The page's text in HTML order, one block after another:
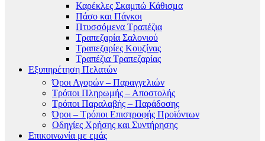
Καρέκλες Σκαμπώ Κάθισμα
Πάσο και Πάγκοι
Πτυσσόμενα Τραπέζια
Τραπεζαρία Σαλονιού
Τραπεζαρίες Κουζίνας
Τραπέζια Τραπεζαρίας
Εξυπηρέτηση Πελατών
Όροι Αγορών – Παραγγελιών
Τρόποι Πληρωμής – Αποστολής
Τρόποι Παραλαβής – Παράδοσης
Όροι – Τρόποι Επιστροφής Προϊόντων
Οδηγίες Χρήσης και Συντήρησης
Επικοινωνία με εμάς